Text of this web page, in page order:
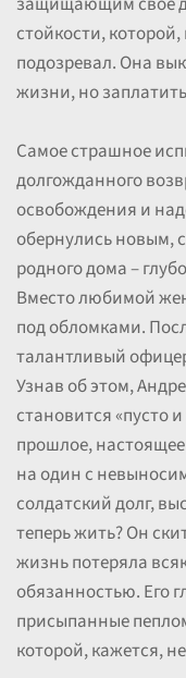
стойкости,
подозревал. Она
жизни, но
Самое страшное
долгожданного
освобождения и
обернулись новым,
родного дома –
Вместо любимой
под обломками.
талантливый
Узнав об этом,
становится «пусто
прошлое,
на один с
солдатский долг,
теперь жить? Он
жизнь потеряла
обязанностью. Его
присыпанные
которой, кажется,